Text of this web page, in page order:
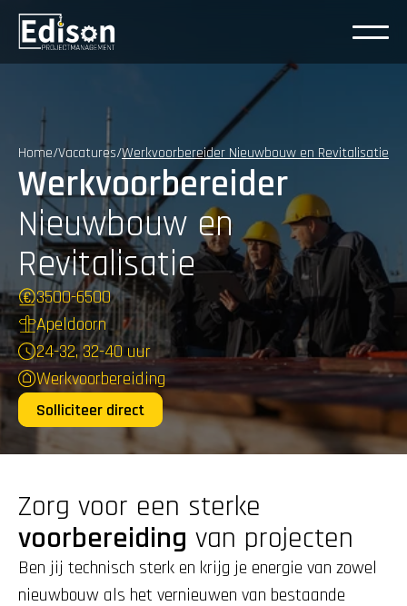
Home/Vacatures/Werkvoorbereider Nieuwbouw en Revitalisatie
Werkvoorbereider
Nieuwbouw en
Revitalisatie
3500-6500
Apeldoorn
24-32, 32-40 uur
Werkvoorbereiding
Solliciteer direct
voorbereiding van projecten
Ben jij technisch sterk en krijg je energie van zowel
nieuwbouw als het vernieuwen van bestaande